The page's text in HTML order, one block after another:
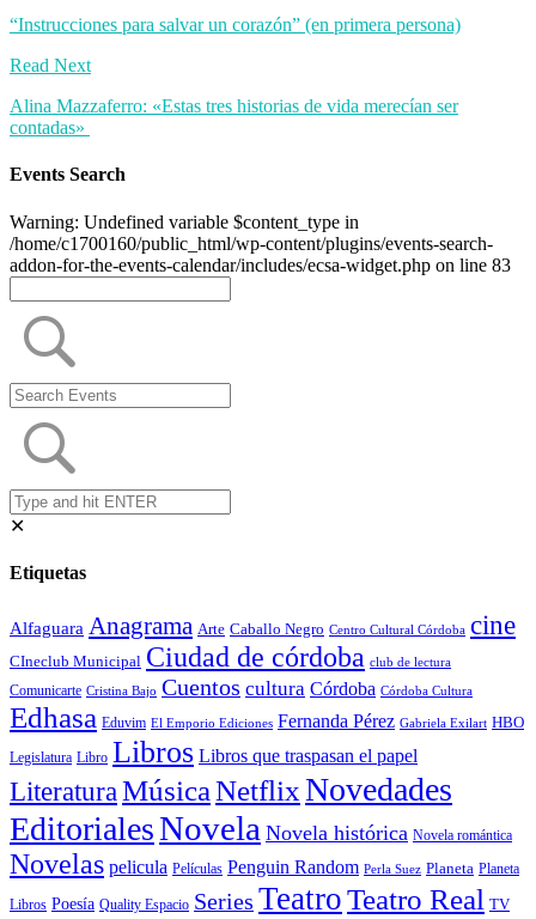
“Instrucciones para salvar un corazón” (en primera persona)
Read Next
Alina Mazzaferro: «Estas tres historias de vida merecían ser
contadas»
Events Search
Warning: Undefined variable $content_type in
/home/c1700160/public_html/wp-content/plugins/events-search-
addon-for-the-events-calendar/includes/ecsa-widget.php on line 83
✕
Etiquetas
Alfaguara Anagrama Arte Caballo Negro Centro Cultural Córdoba cine
CIneclub Municipal Ciudad de córdoba club de lectura
Comunicarte Cristina Bajo Cuentos cultura Córdoba Córdoba Cultura
Edhasa Eduvim El Emporio Ediciones Fernanda Pérez Gabriela Exilart HBO
Legislatura Libro Libros Libros que traspasan el papel
LiteraturaMúsicaNetflixNovedades
EditorialesNovela Novela histórica Novela romántica
Novelas pelicula Películas Penguin Random Perla Suez Planeta Planeta
Libros Poesía Quality Espacio Series TeatroTeatro Real TV